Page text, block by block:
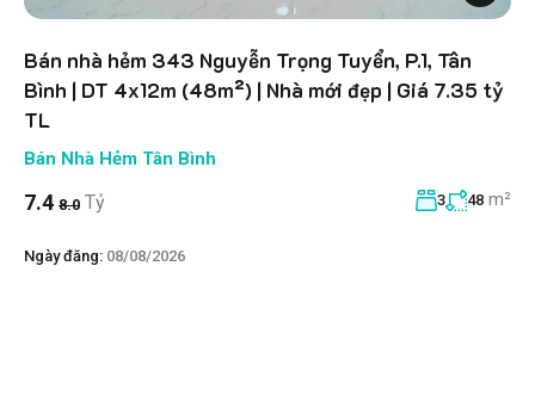
Bán nhà hẻm 343 Nguyễn Trọng Tuyển, P.1, Tân
Bình | DT 4x12m (48m²) | Nhà mới đẹp | Giá 7.35 tỷ
TL
Bán Nhà Hẻm Tân Bình
7.4 8.0 Tỷ 3 48 m²
Ngày đăng: 08/08/2026